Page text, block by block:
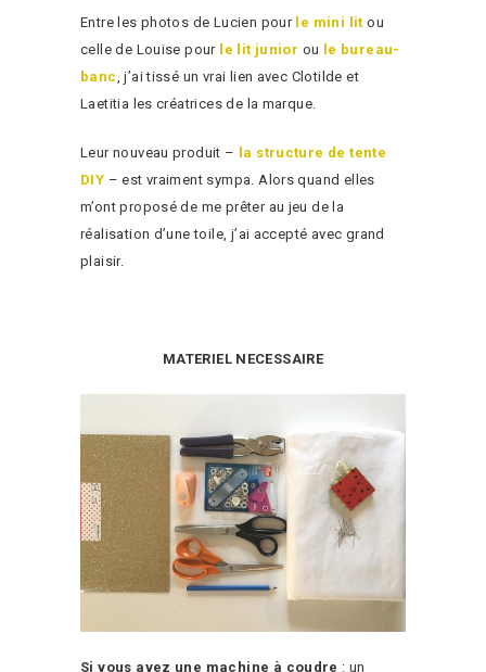
Entre les photos de Lucien pour le mini lit ou
celle de Louise pour le lit junior ou le bureau-
banc , j’ai tissé un vrai lien avec Clotilde et
Laetitia les créatrices de la marque.
Leur nouveau produit – la structure de tente
DIY – est vraiment sympa. Alors quand elles
m’ont proposé de me prêter au jeu de la
réalisation d’une toile, j’ai accepté avec grand
plaisir.
MATERIEL NECESSAIRE
Si vous avez une machine à coudre : un